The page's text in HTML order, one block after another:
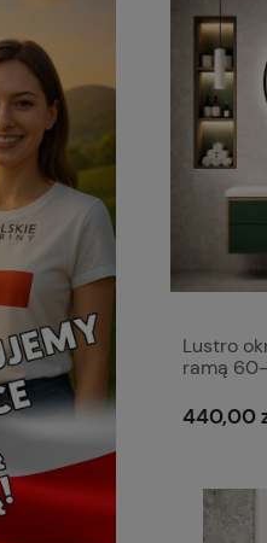
Lustro
ramą
440,00